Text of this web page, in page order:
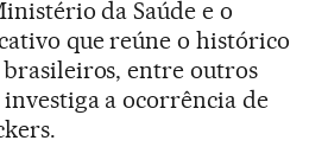
da Saúde e o
que reúne o histórico
brasileiros, entre outros
investiga a ocorrência de